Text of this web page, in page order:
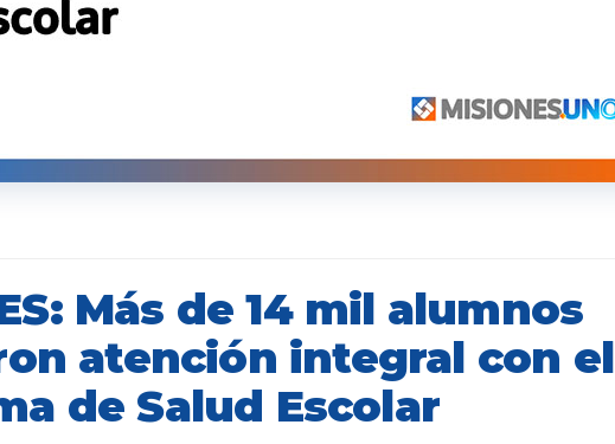
Más de 14 mil alumnos
atención integral con el
de Salud Escolar